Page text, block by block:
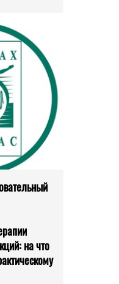
на что